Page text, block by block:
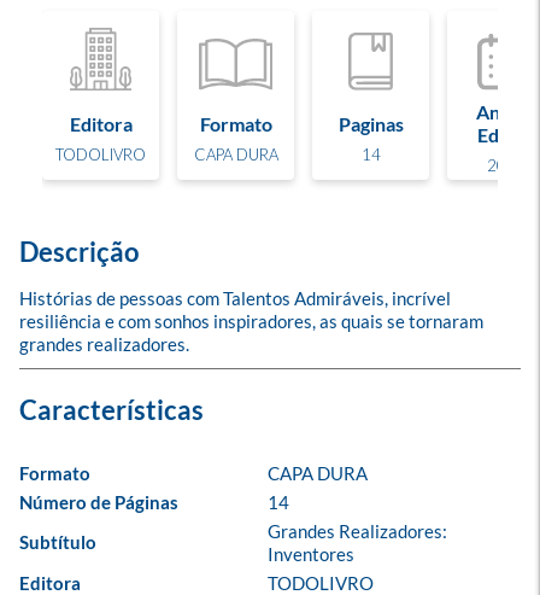
Editora
TODOLIVRO
Formato
CAPA DURA
Paginas
14
Ano de
Edição
2024
Descrição
Histórias de pessoas com Talentos Admiráveis, incrível
resiliência e com sonhos inspiradores, as quais se tornaram
grandes realizadores.
Formato
CAPA DURA
Número de Páginas
14
Subtítulo
Grandes Realizadores:
Inventores
Editora
TODOLIVRO